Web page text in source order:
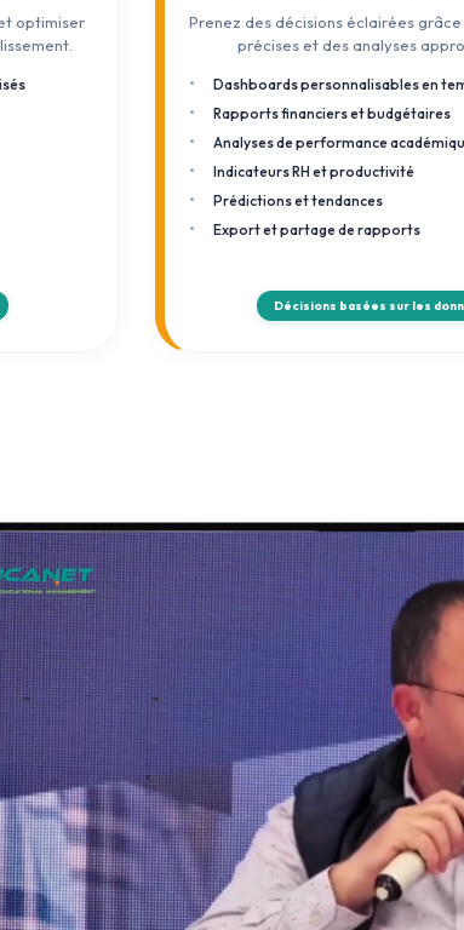
optimiser
Prenez des décisions éclairées
précises et des analyses
Dashboards personnalisables en
Rapports financiers et budgétaires
Analyses de performance
Indicateurs RH et productivité
Prédictions et tendances
Export et partage de rapports
Décisions basées sur les